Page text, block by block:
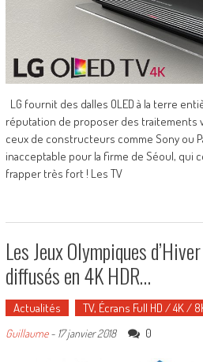
LG fournit des dalles OLED à la terre
réputation de proposer des traitements
ceux de constructeurs comme Sony ou
inacceptable pour la firme de Séoul, qui
frapper très fort ! Les TV
Les Jeux Olympiques
diffusés en 4K HDR…
Actualités TV, Écrans Full HD / 4K /
Guillaume- 17 janvier 2018 0